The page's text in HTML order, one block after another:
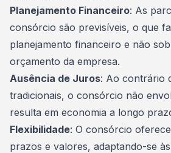
Planejamento Financeiro: As
consórcio são previsíveis, o que
planejamento financeiro e não
orçamento da empresa.
Ausência de Juros: Ao contrário
tradicionais, o consórcio não
resulta em economia a longo
Flexibilidade: O consórcio
prazos e valores, adaptando-se